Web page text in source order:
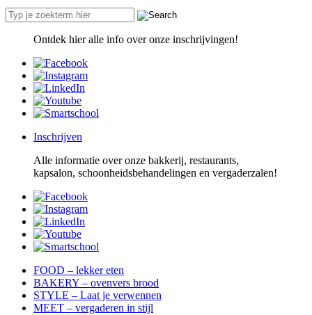
Ontdek hier alle info over onze inschrijvingen!
Inschrijven
Alle informatie over onze bakkerij, restaurants,
kapsalon, schoonheidsbehandelingen en vergaderzalen!
FOOD – lekker eten
BAKERY – ovenvers brood
STYLE – Laat je verwennen
MEET – vergaderen in stijl